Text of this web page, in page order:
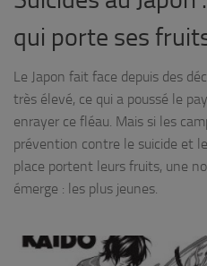
qui porte ses
Le Japon fait face depuis des
très élevé, ce qui a poussé le
enrayer ce fléau. Mais si les
prévention contre le suicide et
place portent leurs fruits, une
émerge : les plus jeunes.